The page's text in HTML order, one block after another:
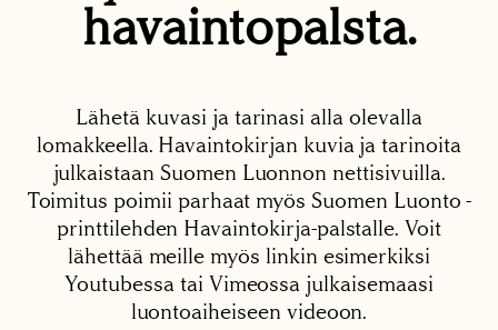
havaintopalsta.
Lähetä kuvasi ja tarinasi alla olevalla
lomakkeella. Havaintokirjan kuvia ja tarinoita
julkaistaan Suomen Luonnon nettisivuilla.
Toimitus poimii parhaat myös Suomen Luonto -
printtilehden Havaintokirja-palstalle. Voit
lähettää meille myös linkin esimerkiksi
Youtubessa tai Vimeossa julkaisemaasi
luontoaiheiseen videoon.